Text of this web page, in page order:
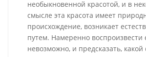
необыкновенной красотой, и в
смысле эта красота имеет
происхождение, возникает
путем. Намеренно воспроизвести
невозможно, и предсказать, какой